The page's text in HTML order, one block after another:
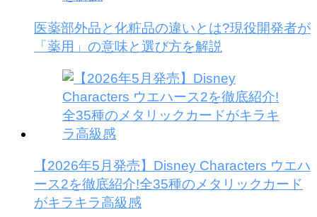
医薬部外品と化粧品の違いとは?現役開発者が
「薬用」の意味と選び方を解説
【2026年5月発売】Disney Characters ウエハ
ース2を徹底紹介!全35種のメタリックカード
がキラキラ高級感